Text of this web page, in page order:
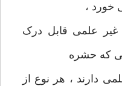
خورد ،
علمی قابل درک
که حشره
دارند ، هر نوع از